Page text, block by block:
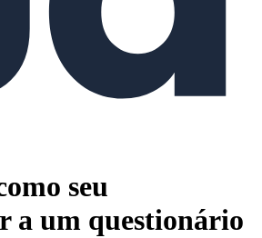
seu
a um questionário